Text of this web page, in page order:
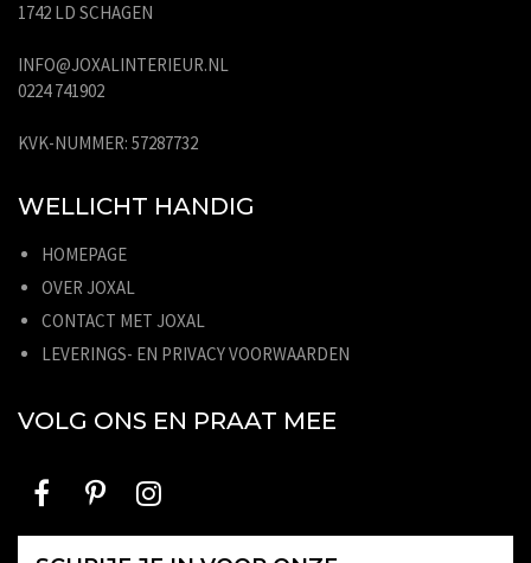
1742 LD SCHAGEN
INFO@JOXALINTERIEUR.NL
0224 741902
KVK-NUMMER: 57287732
WELLICHT HANDIG
HOMEPAGE
OVER JOXAL
CONTACT MET JOXAL
LEVERINGS- EN PRIVACY VOORWAARDEN
VOLG ONS EN PRAAT MEE